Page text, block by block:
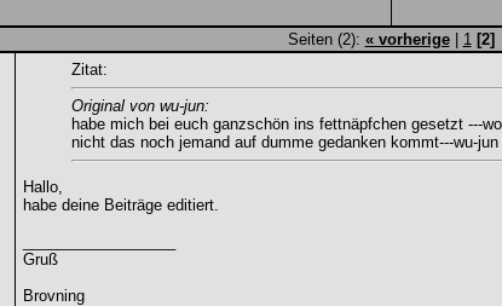
Seiten (2): « vorherige 1 [2]
Zitat:
Original von wu-jun:
habe mich bei euch ganzschön ins fettnäpfchen gesetzt ---
nicht das noch jemand auf dumme gedanken kommt---wu-jun
Hallo,
habe deine Beiträge editiert.
Gruß
Brovning